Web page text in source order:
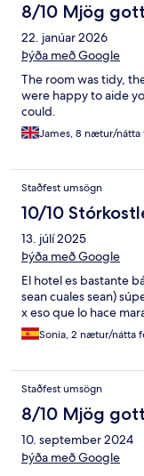
8/10 Mjög gott
22. janúar 2026
Þýða með Google
The room was tidy,
were happy to aide
could.
James, 8 nætur/nátta
Staðfest umsögn
10/10
13. júlí 2025
Þýða með Google
El hotel es bastante
sean cuales sean)
x eso que lo hace
Sonia, 2 nætur/nátta
Staðfest umsögn
8/10 Mjög gott
10. september 2024
Þýða með Google